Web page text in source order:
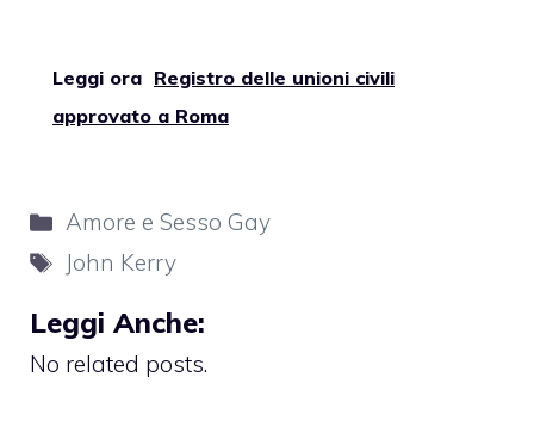
Leggi ora Registro delle unioni civili
approvato a Roma
Categorie
Amore e Sesso Gay
Tag
John Kerry
Leggi Anche:
No related posts.